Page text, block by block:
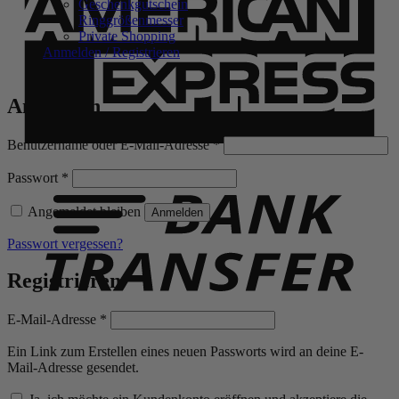
Geschenkgutschein
Ringgrößenmesser
Private Shopping
Anmelden / Registrieren
Anmelden
Benutzername oder E-Mail-Adresse*Erforderlich
Passwort *
Angemeldet bleiben Anmelden
Passwort vergessen?
Registrieren
E-Mail-Adresse *
Ein Link zum Erstellen eines neuen Passworts wird an deine E-
Mail-Adresse gesendet.